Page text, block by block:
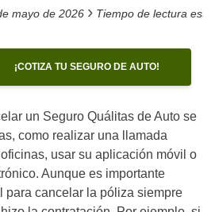
mayo de 2026 › Tiempo de lectura
¡COTIZA TU SEGURO DE AUTO!
un Seguro Quálitas de Auto se
como realizar una llamada
usar su aplicación móvil o
Aunque es importante
para cancelar la póliza siempre